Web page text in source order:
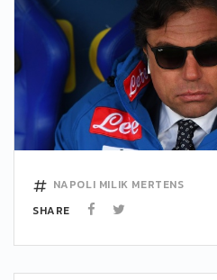
NAPOLI MILIK MERTENS
SHARE